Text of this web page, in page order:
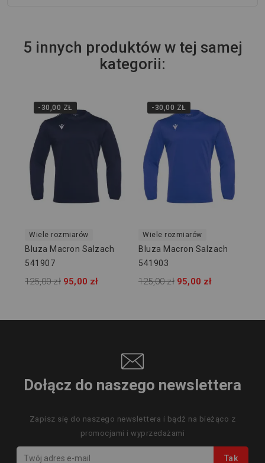
5 innych produktów w tej samej
kategorii:
-30,00 ZŁ
Wiele rozmiarów
Bluza Macron Salzach
541907
125,00 zł 95,00 zł
-30,00 ZŁ
Wiele rozmiarów
Bluza Macron Salzach
541903
125,00 zł 95,00 zł
Dołącz do naszego newslettera
Zapisz się do naszego newslettera i bądź na bieżąco z
promocjami i wyprzedażami